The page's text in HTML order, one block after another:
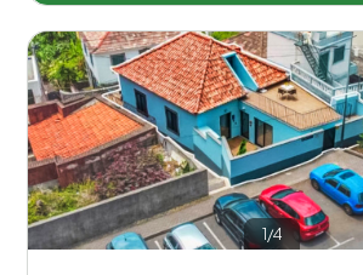
1/4